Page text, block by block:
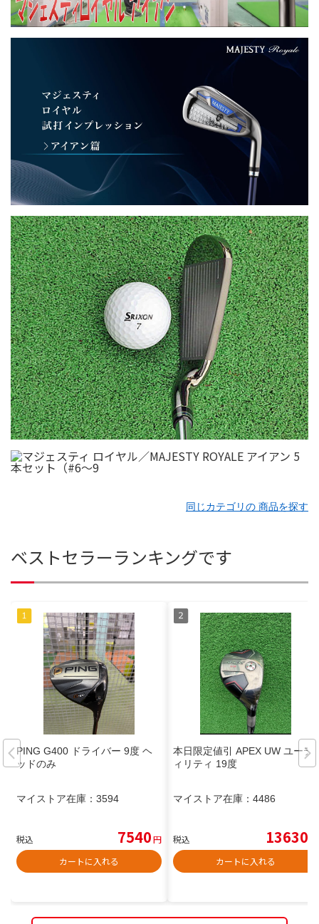
同じカテゴリの 商品を探す
ベストセラーランキングです
PING G400 ドライバー 9度 ヘ
ッドのみ
マイストア在庫： 3594
税込 7540円
カートに入れる
本日限定値引 APEX UW ユーテ
ィリティ 19度
マイストア在庫： 4486
税込 13630
カートに入れる